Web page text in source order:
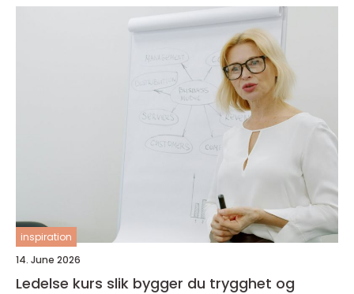
inspiration
14. June 2026
Ledelse kurs slik bygger du trygghet og